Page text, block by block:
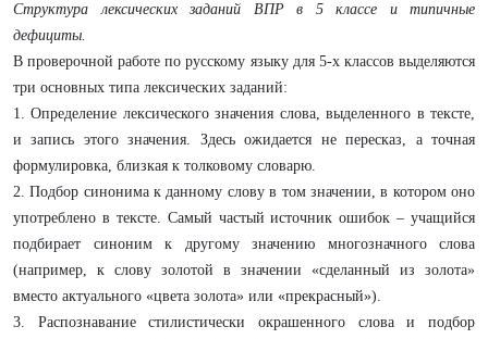
Структура лексических заданий ВПР в 5 классе и типичные
дефициты.
В проверочной работе по русскому языку для 5-х классов выделяются
три основных типа лексических заданий:
1. Определение лексического значения слова, выделенного в тексте,
и запись этого значения. Здесь ожидается не пересказ, а точная
формулировка, близкая к толковому словарю.
2. Подбор синонима к данному слову в том значении, в котором оно
употреблено в тексте. Самый частый источник ошибок – учащийся
подбирает синоним к другому значению многозначного слова
(например, к слову золотой в значении «сделанный из золота»
вместо актуального «цвета золота» или «прекрасный»).
3. Распознавание стилистически окрашенного слова и подбор